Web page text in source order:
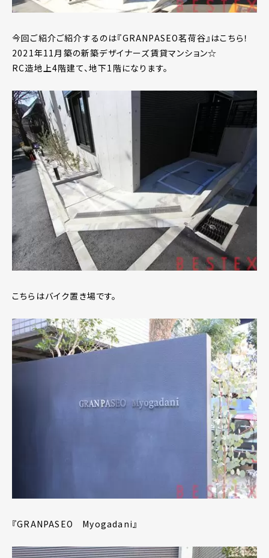
今回ご紹介ご紹介するのは『GRANPASEO茗荷谷』はこちら！
2021年11月築の新築デザイナーズ賃貸マンション☆
RC造地上4階建て、地下1階になります。
こちらはバイク置き場です。
『GRANPASEO Myogadani』